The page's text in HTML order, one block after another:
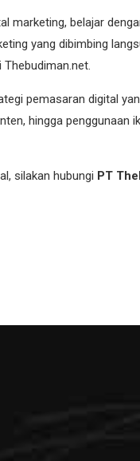
marketing, belajar
yang dibimbing
pemasaran digital
hingga penggunaan
silakan hubungi PT